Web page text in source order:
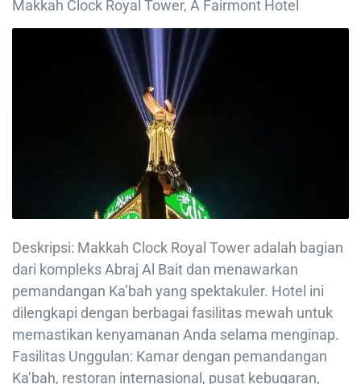
Makkah Clock Royal Tower, A Fairmont Hotel
Deskripsi: Makkah Clock Royal Tower adalah bagian
dari kompleks Abraj Al Bait dan menawarkan
pemandangan Ka’bah yang spektakuler. Hotel ini
dilengkapi dengan berbagai fasilitas mewah untuk
memastikan kenyamanan Anda selama menginap.
Fasilitas Unggulan: Kamar dengan pemandangan
Ka’bah, restoran internasional, pusat kebugaran,